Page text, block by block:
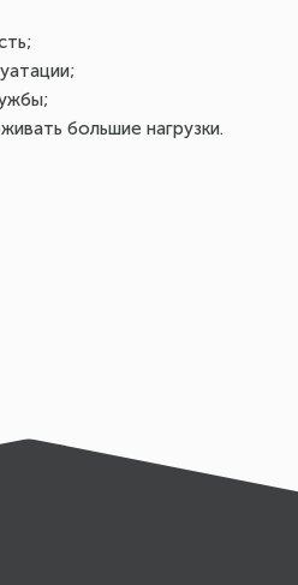
большие нагрузки.